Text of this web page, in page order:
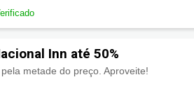
Inn até 50%
metade do preço. Aproveite!